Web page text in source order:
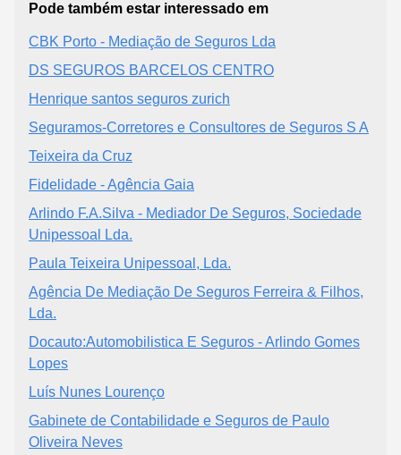
Pode também estar interessado em
CBK Porto - Mediação de Seguros Lda
DS SEGUROS BARCELOS CENTRO
Henrique santos seguros zurich
Seguramos-Corretores e Consultores de Seguros S A
Teixeira da Cruz
Fidelidade - Agência Gaia
Arlindo F.A.Silva - Mediador De Seguros, Sociedade
Unipessoal Lda.
Paula Teixeira Unipessoal, Lda.
Agência De Mediação De Seguros Ferreira & Filhos,
Lda.
Docauto:Automobilistica E Seguros - Arlindo Gomes
Lopes
Luís Nunes Lourenço
Gabinete de Contabilidade e Seguros de Paulo
Oliveira Neves